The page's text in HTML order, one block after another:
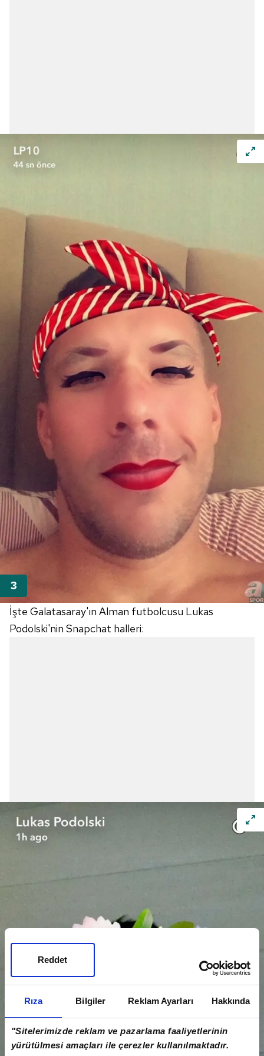
Rıza Bilgiler Reklam Ayarları Hakkında
"Sitelerimizde reklam ve pazarlama faaliyetlerinin
yürütülmesi amaçları ile çerezler kullanılmaktadır.
Reddet
İşte Galatasaray'ın Alman futbolcusu Lukas
Podolski'nin Snapchat halleri: